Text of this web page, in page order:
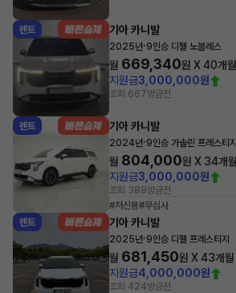
렌트 기아 카니발
2025년·9인승 디젤 노블레스
월 669,340원 X40개월
지원금3,000,000원
조회 667방금전
렌트 기아 카니발
2024년·9인승 가솔린 프레스티지
월 804,000원 X 34개월
지원금3,000,000원
조회 389방금전
#저신용#무심사
렌트
기아 카니발
2025년·9인승 디젤 프레스티지
월 681,450원 X43개월
지원금4,000,000원
조회 424방금전